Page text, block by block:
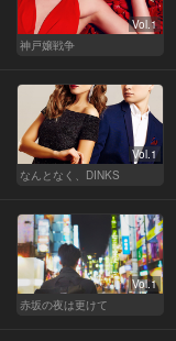
Vol.1
神戸嬢戦争
Vol.1
なんとなく、DINKS
Vol.1
赤坂の夜は更けて